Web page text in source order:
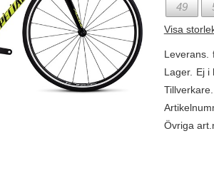
49
Visa
Leverans.
Lager. Ej i
Tillverkare.
Övriga